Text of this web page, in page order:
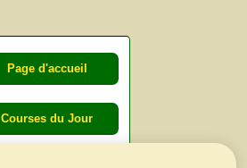
Page d'accueil
Courses du Jour